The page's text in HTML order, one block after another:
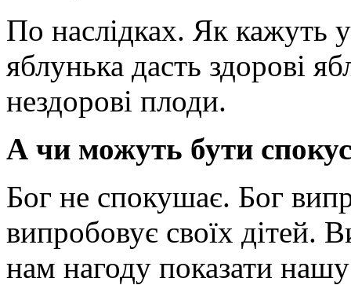
По наслідках. Як кажуть
яблунька дасть здорові
нездорові плоди.
А чи можуть бути
Бог не спокушає. Бог
випробовує своїх дітей.
нам нагоду показати